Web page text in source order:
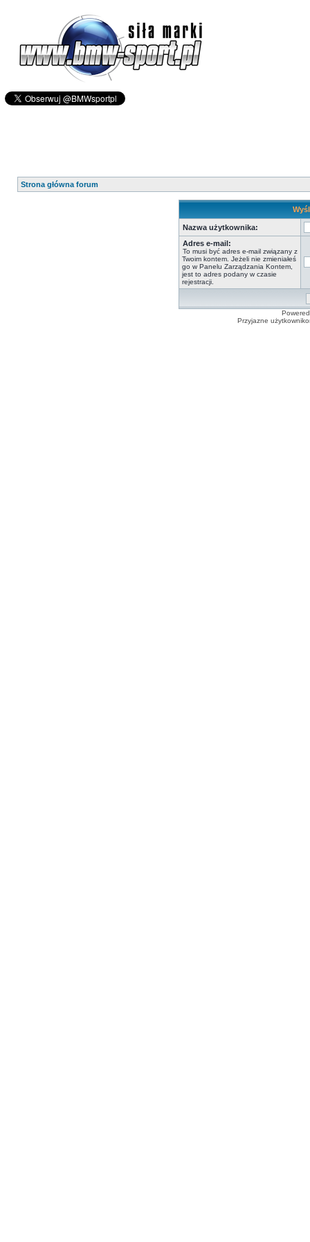
Strona główna forum
Nazwa użytkownika:
Adres e-mail:
To musi być adres e-mail związany z
Twoim kontem. Jeżeli nie zmieniałeś
go w Panelu Zarządzania Kontem,
jest to adres podany w czasie
rejestracji.
Przyjazne